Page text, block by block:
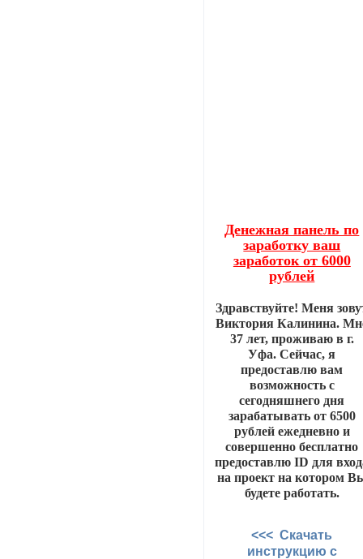
Денежная панель по
заработку ваш
заработок от 6000
рублей
Здравствуйте! Меня
Виктория Калинина.
37 лет, проживаю в г.
Уфа. Сейчас, я
предоставлю вам
возможность с
сегодняшнего дня
зарабатывать от 6500
рублей ежедневно и
совершенно бесплатно
предоставлю ID для
на проект на котором
будете работать.
<<< Скачать
инструкцию с